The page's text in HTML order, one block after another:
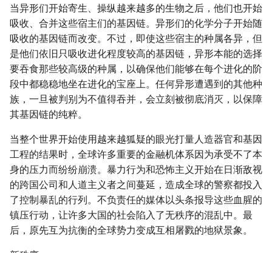
当异形们开始寄生、操纵越来越多的生物之后，他们也开始
吸收、合并这些宿主们的基因链。异形们的化学分子开始随
吸收的基因链而改变。不过，即使这些宿主的种属各异，但
是他们依旧只吸收进化程度较高的基因链，异形本能的选择
要吞食那些较高级的种属，以确保他们能够在每个进化的阶
段中都稳稳地坐在进化的宝座上。任何异形遭遇到的其他种
族，一旦被判别为不值得吞并，会立刻被彻底消灭，以保障
其基因链的纯粹。
当整个世界开始使用越来越狐疑的眼光打量人造器官和基因
工程的结果时，全球许多重要的金融机体系因为承受不了本
身的压力而纷纷崩溃。暴力行为和恐怖主义开始在日渐敌视
的跨国公司和人道主义者之间蔓延，造成全球的警察都投入
了控制暴乱的行列。不负责任的媒体以头条报导这些血腥的
镇压行动，让许多大国的社会陷入了无秩序的混乱中。最
后，原先互为抗衡的全球势力变成互相屠戮的地狱景象。